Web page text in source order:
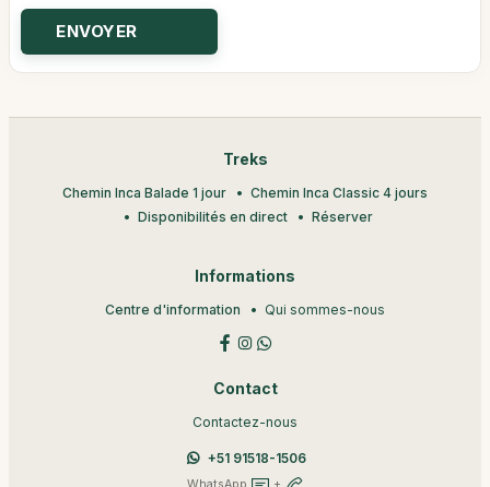
Treks
Chemin Inca Balade 1 jour
Chemin Inca Classic 4 jours
Disponibilités en direct
Réserver
Informations
Centre d'information Qui sommes-nous
Contact
Contactez-nous
+51 91518-1506